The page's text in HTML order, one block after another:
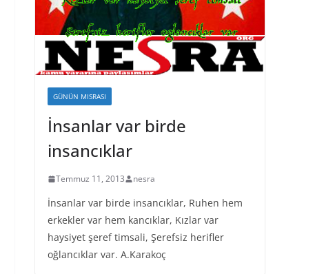
GÜNÜN MISRASI
İnsanlar var birde
insancıklar
Temmuz 11, 2013 nesra
İnsanlar var birde insancıklar, Ruhen hem
erkekler var hem kancıklar, Kızlar var
haysiyet şeref timsali, Şerefsiz herifler
oğlancıklar var. A.Karakoç